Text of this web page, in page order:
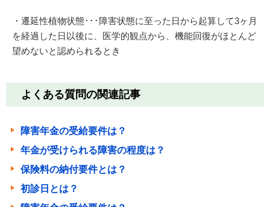
・遷延性植物状態･･･障害状態に至った日から起算して3ヶ月
を経過した日以後に、医学的観点から、機能回復がほとんど
望めないと認められるとき
よくある質問の関連記事
障害年金の受給要件は？
年金が受けられる障害の程度は？
保険料の納付要件とは？
初診日とは？